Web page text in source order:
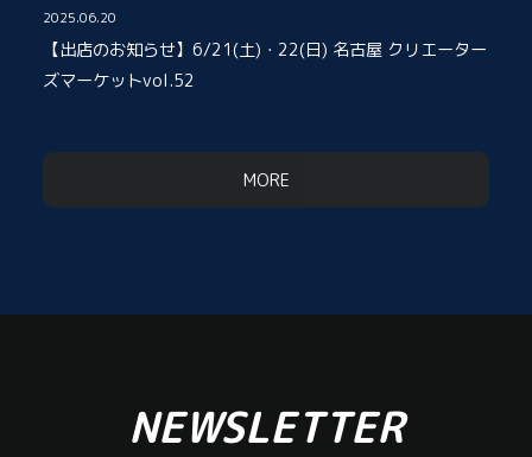
2025.06.20
【出店のお知らせ】6/21(土)・22(日) 名古屋 クリエーター
ズマーケットvol.52
MORE
NEWSLETTER